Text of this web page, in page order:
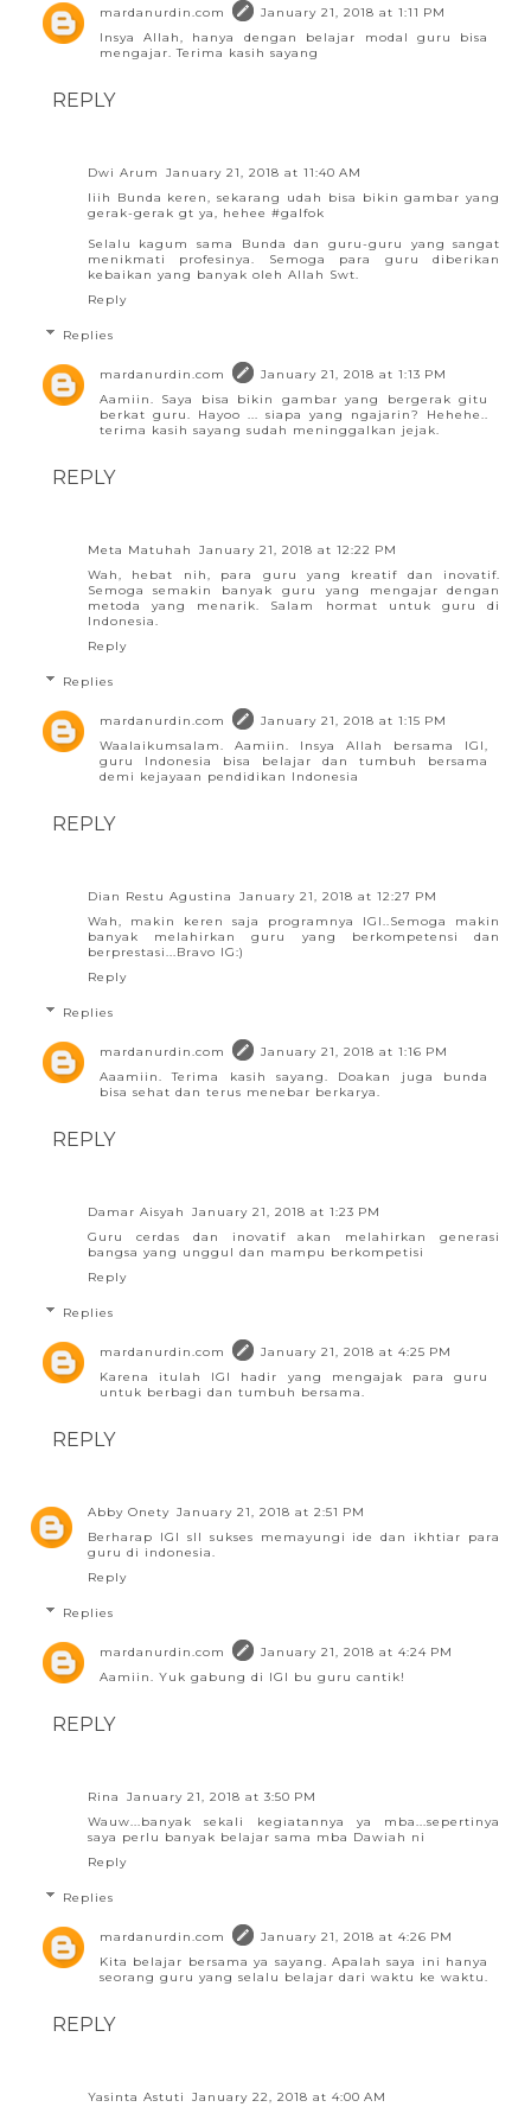
mardanurdin.com
January 21, 2018 at 1:11 PM
Insya Allah, hanya dengan belajar modal guru bisa
mengajar. Terima kasih sayang
REPLY
Dwi Arum
January 21, 2018 at 11:40 AM
Iiih Bunda keren, sekarang udah bisa bikin gambar yang
gerak-gerak gt ya, hehee #galfok
Selalu kagum sama Bunda dan guru-guru yang sangat
menikmati profesinya. Semoga para guru diberikan
kebaikan yang banyak oleh Allah Swt.
Reply
Replies
mardanurdin.com
January 21, 2018 at 1:13 PM
Aamiin. Saya bisa bikin gambar yang bergerak gitu
berkat guru. Hayoo ... siapa yang ngajarin? Hehehe..
terima kasih sayang sudah meninggalkan jejak.
REPLY
Meta Matuhah
January 21, 2018 at 12:22 PM
Wah, hebat nih, para guru yang kreatif dan inovatif.
Semoga semakin banyak guru yang mengajar dengan
metoda yang menarik. Salam hormat untuk guru di
Indonesia.
Reply
Replies
mardanurdin.com
January 21, 2018 at 1:15 PM
Waalaikumsalam. Aamiin. Insya Allah bersama IGI,
guru Indonesia bisa belajar dan tumbuh bersama
demi kejayaan pendidikan Indonesia
REPLY
Dian Restu Agustina
January 21, 2018 at 12:27 PM
Wah, makin keren saja programnya IGI..Semoga makin
banyak melahirkan guru yang berkompetensi dan
berprestasi...Bravo IG:)
Reply
Replies
mardanurdin.com
January 21, 2018 at 1:16 PM
Aaamiin. Terima kasih sayang. Doakan juga bunda
bisa sehat dan terus menebar berkarya.
REPLY
Damar Aisyah
January 21, 2018 at 1:23 PM
Guru cerdas dan inovatif akan melahirkan generasi
bangsa yang unggul dan mampu berkompetisi
Reply
Replies
mardanurdin.com
January 21, 2018 at 4:25 PM
Karena itulah IGI hadir yang mengajak para guru
untuk berbagi dan tumbuh bersama.
REPLY
Abby Onety January 21, 2018 at 2:51 PM
Berharap IGI sll sukses memayungi ide dan ikhtiar para
guru di indonesia.
Reply
Replies
mardanurdin.com
January 21, 2018 at 4:24 PM
Aamiin. Yuk gabung di IGI bu guru cantik!
REPLY
Rina
January 21, 2018 at 3:50 PM
Wauw...banyak sekali kegiatannya ya mba...sepertinya
saya perlu banyak belajar sama mba Dawiah ni
Reply
Replies
mardanurdin.com
January 21, 2018 at 4:26 PM
Kita belajar bersama ya sayang. Apalah saya ini hanya
seorang guru yang selalu belajar dari waktu ke waktu.
REPLY
Yasinta Astuti
January 22, 2018 at 4:00 AM